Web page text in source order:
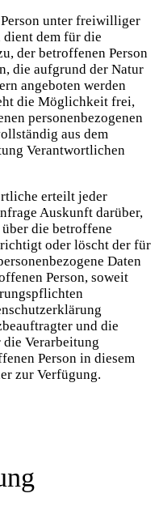
unter freiwilliger
dient dem für die
der betroffenen Person
die aufgrund der Natur
angeboten werden
die Möglichkeit frei,
personenbezogenen
aus dem
Verantwortlichen
erteilt jeder
Auskunft darüber,
die betroffene
oder löscht der für
Daten
Person, soweit
und die
Verarbeitung
Person in diesem
zur Verfügung.